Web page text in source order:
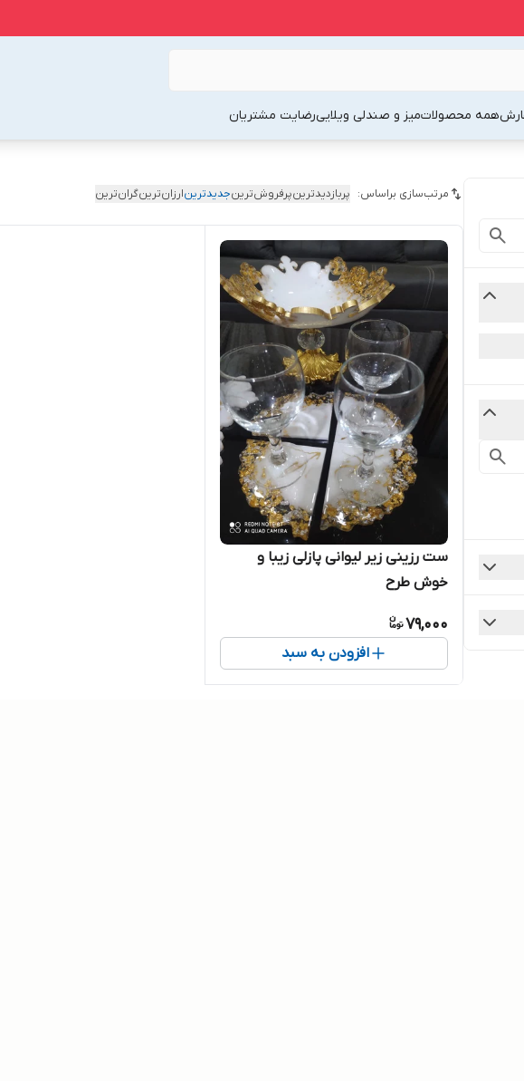
همه محصولاتمیز و صندلی ویلاییرضایت مشتریان
مرتب‌سازی براساس: پربازدیدترینپرفروش‌ترینجدیدترینارزان‌ترینگران‌ترین
ست رزینی زیر لیوانی پازلی زیبا و
خوش طرح
79,000
افزودن به سبد